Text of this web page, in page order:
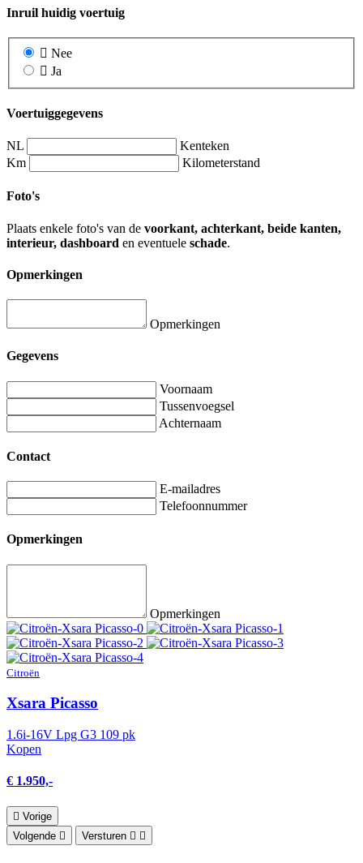
Inruil huidig voertuig
Nee
Ja
Voertuiggegevens
NL
Kenteken
Km
Kilometerstand
Foto's
Plaats enkele foto's van de voorkant, achterkant, beide kanten,
interieur, dashboard en eventuele schade.
Opmerkingen
Opmerkingen
Gegevens
Voornaam
Tussenvoegsel
Achternaam
Contact
E-mailadres
Telefoonnummer
Opmerkingen
Opmerkingen
Citroën
Xsara Picasso
1.6i-16V Lpg G3 109 pk
Kopen
€ 1.950,-
Vorige
Volgende
Versturen